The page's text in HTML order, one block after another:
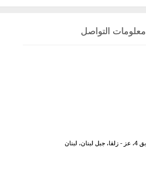
معلومات التواصل